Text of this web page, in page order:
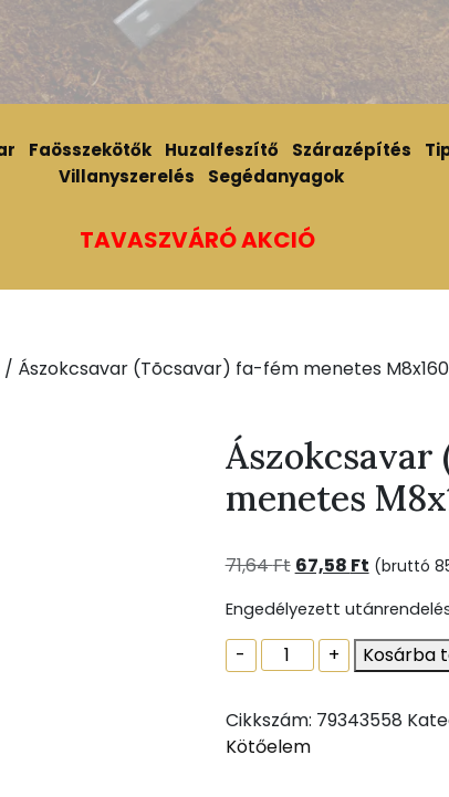
Faösszekötők Huzalfeszítő Szárazépítés
Villanyszerelés
Segédanyagok
TAVASZVÁRÓ AKCIÓ
/ Ászokcsavar (Tõcsavar) fa-fém menetes
Ászokcsavar
menetes
71,64Ft Original
was:
71,64 Ft.
67,58 FtCurrent
is:
67,58 Ft.
(bruttó
Engedélyezett
-
Ászokcsavar
(Tõcsavar)
fém
menetes
+ Kosárba
Cikkszám: 79343558
Kötőelem